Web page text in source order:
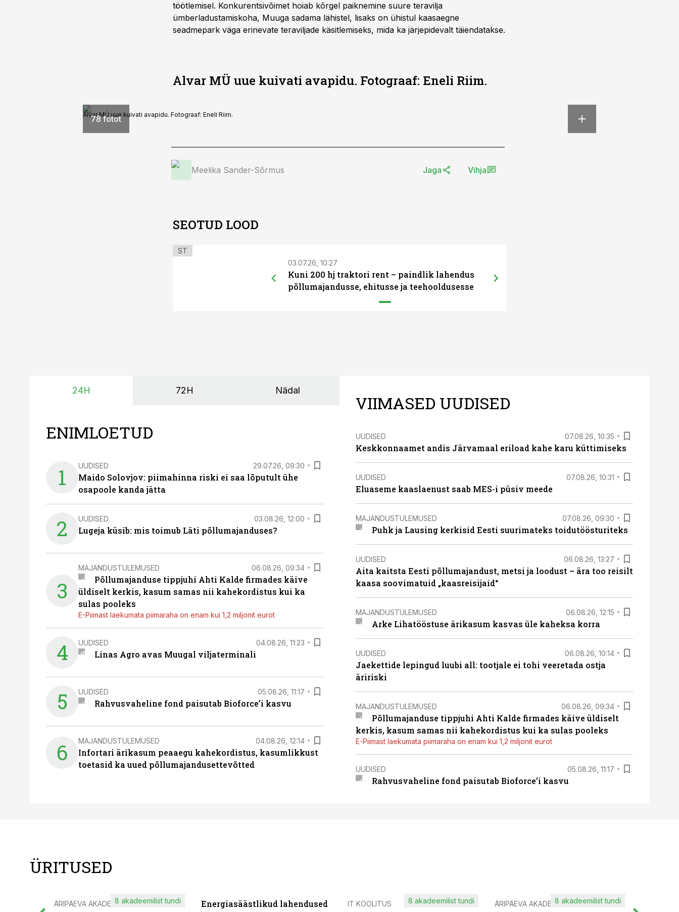
töötlemisel. Konkurentsivõimet hoiab kõrgel paiknemine suure teravilja
ümberladustamiskoha, Muuga sadama lähistel, lisaks on ühistul kaasaegne
seadmepark väga erinevate teraviljade käsitlemiseks, mida ka järjepidevalt täiendatakse.
Alvar MÜ uue kuivati avapidu. Fotograaf: Eneli Riim.
78 fotot
Alvar MÜ uue kuivati avapidu. Fotograaf: Eneli Riim.
Meelika Sander-Sõrmus Jaga Vihja
SEOTUD LOOD
ST
03.07.26, 10:27
Kuni 200 hj traktori rent – paindlik lahendus
põllumajandusse, ehitusse ja teehooldusesse
24H 72H Nädal
ENIMLOETUD
1 UUDISED 29.07.26, 09:30
Maido Solovjov: piimahinna riski ei saa lõputult ühe
osapoole kanda jätta
2 UUDISED 03.08.26, 12:00
Lugeja küsib: mis toimub Läti põllumajanduses?
3
MAJANDUSTULEMUSED 06.08.26, 09:34
Põllumajanduse tippjuhi Ahti Kalde firmades käive
üldiselt kerkis, kasum samas nii kahekordistus kui ka
sulas pooleks
E-Piimast laekumata piimaraha on enam kui 1,2 miljonit eurot
4 UUDISED 04.08.26, 11:23
Linas Agro avas Muugal viljaterminali
5 UUDISED 05.08.26, 11:17
Rahvusvaheline fond paisutab Bioforce’i kasvu
6 MAJANDUSTULEMUSED 04.08.26, 12:14
Infortari ärikasum peaaegu kahekordistus, kasumlikkust
toetasid ka uued põllumajandusettevõtted
VIIMASED UUDISED
UUDISED 07.08.26, 10:35
Keskkonnaamet andis Järvamaal eriload kahe karu küttimiseks
UUDISED 07.08.26, 10:31
Eluaseme kaaslaenust saab MES-i püsiv meede
MAJANDUSTULEMUSED 07.08.26, 09:30
Puhk ja Lausing kerkisid Eesti suurimateks toidutöösturiteks
UUDISED 06.08.26, 13:27
Aita kaitsta Eesti põllumajandust, metsi ja loodust – ära too reisilt
kaasa soovimatuid „kaasreisijaid“
MAJANDUSTULEMUSED 06.08.26, 12:15
Arke Lihatööstuse ärikasum kasvas üle kaheksa korra
UUDISED 06.08.26, 10:14
Jaekettide lepingud luubi all: tootjale ei tohi veeretada ostja
äririski
MAJANDUSTULEMUSED 06.08.26, 09:34
Põllumajanduse tippjuhi Ahti Kalde firmades käive üldiselt
kerkis, kasum samas nii kahekordistus kui ka sulas pooleks
E-Piimast laekumata piimaraha on enam kui 1,2 miljonit eurot
UUDISED 05.08.26, 11:17
Rahvusvaheline fond paisutab Bioforce’i kasvu
ÜRITUSED
ÄRIPÄEVA AKADEEMIA8 akadeemilist tundi
Energiasäästlikud lahendused
IT KOOLITUS 8 akadeemilist tundi ÄRIPÄEVA AKADEEMIA8 akadeemilist tundi